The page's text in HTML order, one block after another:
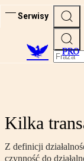
Serwisy
PRO
Kilka
Z definicji
czynność do